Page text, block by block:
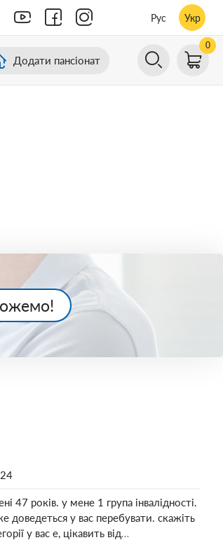
Рус Укр
Додати пансіонат
0
47 років. у мене 1 група інвалідності.
доведеться у вас перебувати. скажіть
у вас е, цікавить від…